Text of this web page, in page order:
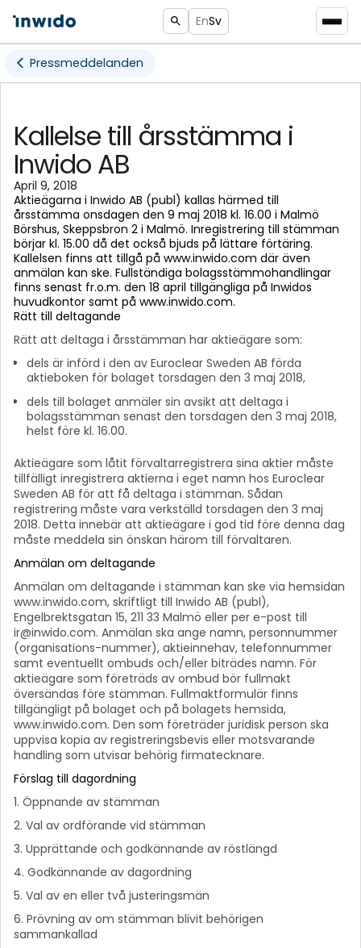
EnSv
Pressmeddelanden
Kallelse till årsstämma i
Inwido AB
April 9, 2018
Aktieägarna i Inwido AB (publ) kallas härmed till
årsstämma onsdagen den 9 maj 2018 kl. 16.00 i Malmö
Börshus, Skeppsbron 2 i Malmö. Inregistrering till stämman
börjar kl. 15.00 då det också bjuds på lättare förtäring.
Kallelsen finns att tillgå på www.inwido.com där även
anmälan kan ske. Fullständiga bolagsstämmohandlingar
finns senast fr.o.m. den 18 april tillgängliga på Inwidos
huvudkontor samt på www.inwido.com.
Rätt till deltagande
Rätt att deltaga i årsstämman har aktieägare som:
dels är införd i den av Euroclear Sweden AB förda
aktieboken för bolaget torsdagen den 3 maj 2018,
dels till bolaget anmäler sin avsikt att deltaga i
bolagsstämman senast den torsdagen den 3 maj 2018,
helst före kl. 16.00.
Aktieägare som låtit förvaltarregistrera sina aktier måste
tillfälligt inregistrera aktierna i eget namn hos Euroclear
Sweden AB för att få deltaga i stämman. Sådan
registrering måste vara verkställd torsdagen den 3 maj
2018. Detta innebär att aktieägare i god tid före denna dag
måste meddela sin önskan härom till förvaltaren.
Anmälan om deltagande
Anmälan om deltagande i stämman kan ske via hemsidan
www.inwido.com, skriftligt till Inwido AB (publ),
Engelbrektsgatan 15, 211 33 Malmö eller per e-post till
ir@inwido.com. Anmälan ska ange namn, personnummer
(organisations-nummer), aktieinnehav, telefonnummer
samt eventuellt ombuds och/eller biträdes namn. För
aktieägare som företräds av ombud bör fullmakt
översändas före stämman. Fullmaktformulär finns
tillgängligt på bolaget och på bolagets hemsida,
www.inwido.com. Den som företräder juridisk person ska
uppvisa kopia av registreringsbevis eller motsvarande
handling som utvisar behörig firmatecknare.
Förslag till dagordning
1. Öppnande av stämman
2. Val av ordförande vid stämman
3. Upprättande och godkännande av röstlängd
4. Godkännande av dagordning
5. Val av en eller två justeringsmän
6. Prövning av om stämman blivit behörigen
sammankallad